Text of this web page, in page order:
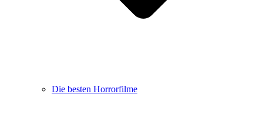
Die besten Horrorfilme